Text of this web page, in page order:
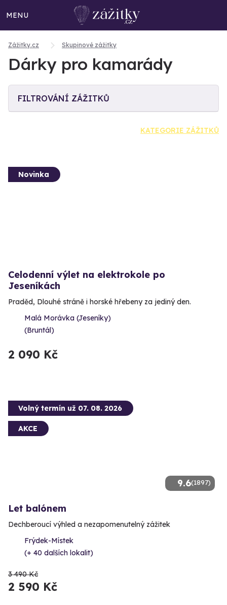
MENU
Zážitky.cz Skupinové zážitky
Dárky pro kamarády
FILTROVÁNÍ ZÁŽITKŮ
KATEGORIE ZÁŽITKŮ
Novinka
Celodenní výlet na elektrokole po
Jeseníkách
Praděd, Dlouhé stráně i horské hřebeny za jediný den.
Malá Morávka (Jeseníky)
(Bruntál)
2 090 Kč
9.6(1897)
Volný termín už 07. 08. 2026
AKCE
Let balónem
Dechberoucí výhled a nezapomenutelný zážitek
Frýdek-Místek
(+ 40 dalších lokalit)
3 490 Kč
2 590 Kč